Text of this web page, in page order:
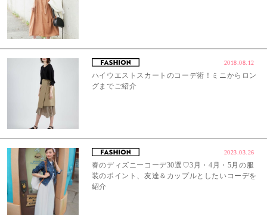
2018.08.12
ハイウエストスカートのコーデ術！ミニからロン
グまでご紹介
2023.03.26
春のディズニーコーデ30選♡3月・4月・5月の服
装のポイント、友達＆カップルとしたいコーデを
紹介